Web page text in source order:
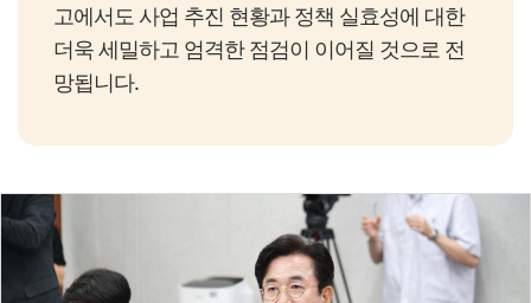
고에서도 사업 추진 현황과 정책 실효성에 대한
더욱 세밀하고 엄격한 점검이 이어질 것으로 전
망됩니다.